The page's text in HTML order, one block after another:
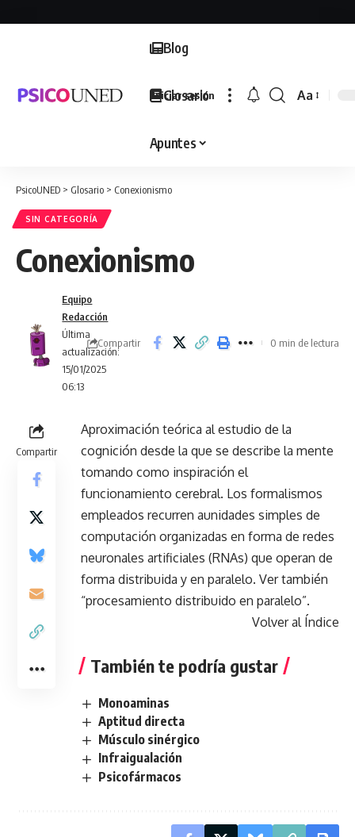
Blog
Glosario
Apuntes
Iniciar sesión
Font
Aa
PsicoUNED > Glosario > Conexionismo
SIN CATEGORÍA
Conexionismo
Última
actualización:
15/01/2025
06:13
Equipo
Redacción
Compartir 0 min de lectura
Compartir
Aproximación teórica al estudio de la
cognición desde la que se describe la mente
tomando como inspiración el
funcionamiento cerebral. Los formalismos
empleados recurren aunidades simples de
computación organizadas en forma de redes
neuronales artificiales (RNAs) que operan de
forma distribuida y en paralelo. Ver también
“procesamiento distribuido en paralelo”.
Volver al Índice
También te podría gustar
Monoaminas
Aptitud directa
Músculo sinérgico
Infraigualación
Psicofármacos